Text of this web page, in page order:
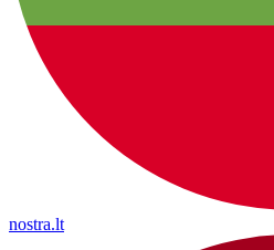
nostra.lt